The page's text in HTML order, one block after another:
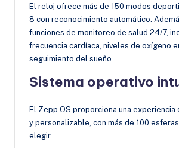
El reloj ofrece más de 150 modos
8 con reconocimiento automático.
funciones de monitoreo de salud 24/7,
frecuencia cardíaca, niveles de oxígeno
seguimiento del sueño.
Sistema operativo
El Zepp OS proporciona una experiencia
y personalizable, con más de 100
elegir.